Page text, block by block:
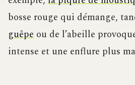
bosse rouge qui démange,
guêpe ou de l’abeille
intense et une enflure plus